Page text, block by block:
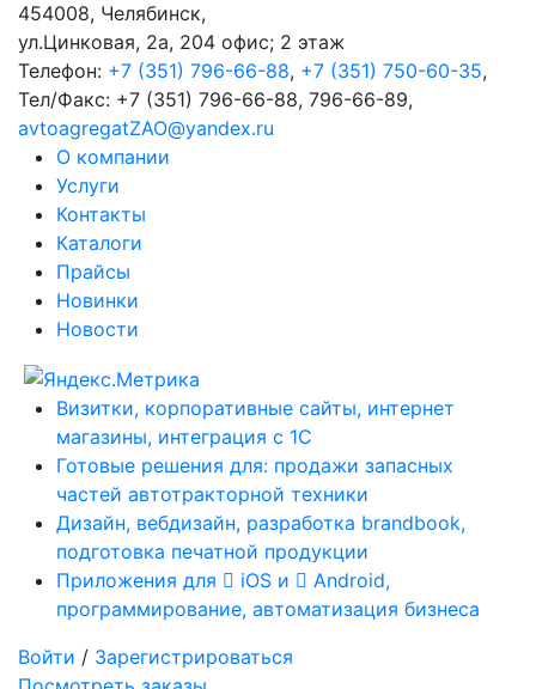
454008, Челябинск,
ул.Цинковая, 2а, 204 офис; 2 этаж
Телефон: +7 (351) 796-66-88, +7 (351) 750-60-35,
Тел/Факс: +7 (351) 796-66-88, 796-66-89,
avtoagregatZAO@yandex.ru
О компании
Услуги
Контакты
Каталоги
Прайсы
Новинки
Новости
Визитки, корпоративные сайты, интернет
магазины, интеграция с 1С
Готовые решения для: продажи запасных
частей автотракторной техники
Дизайн, вебдизайн, разработка brandbook,
подготовка печатной продукции
Приложения для
iOS и
Android,
программирование, автоматизация бизнеса
Войти / Зарегистрироваться